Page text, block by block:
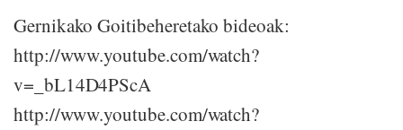
Gernikako Goitibeheretako bideoak:
http://www.youtube.com/watch?
v=_bL14D4PScA
http://www.youtube.com/watch?